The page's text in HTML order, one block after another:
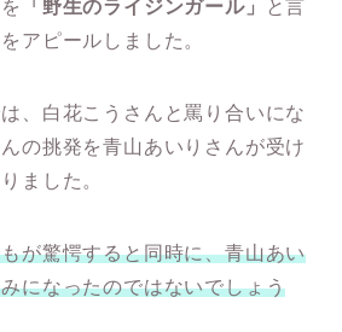
「野生のライジンガール」
と言
アピールしました。
、白花こうさんと罵り合いにな
の挑発を青山あいりさんが受け
ました。
が驚愕すると同時に、青山あい
になったのではないでしょう